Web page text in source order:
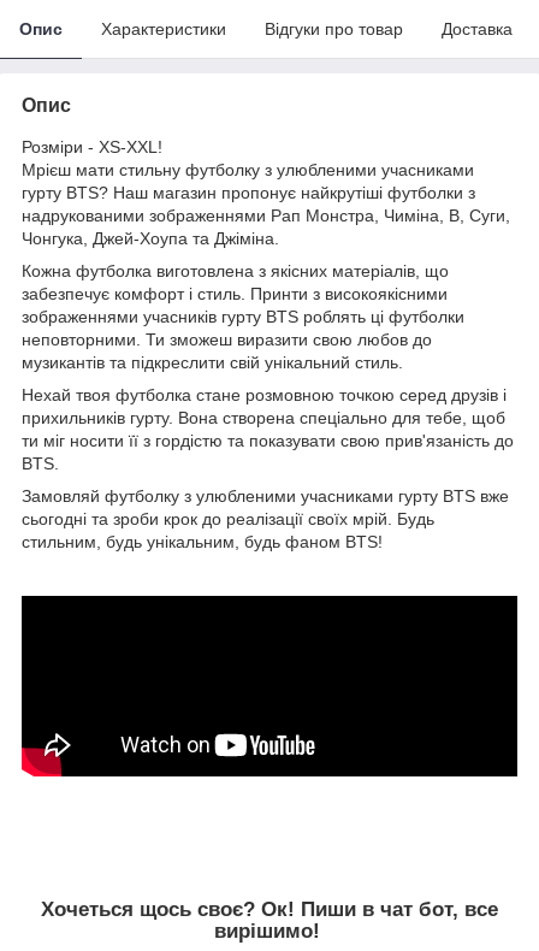
Опис Характеристики Відгуки про товар Доставка
Опис
Розміри - XS-XXL!
Мрієш мати стильну футболку з улюбленими учасниками
гурту BTS? Наш магазин пропонує найкрутіші футболки з
надрукованими зображеннями Рап Монстра, Чиміна, В, Суги,
Чонгука, Джей-Хоупа та Джіміна.
Кожна футболка виготовлена з якісних матеріалів, що
забезпечує комфорт і стиль. Принти з високоякісними
зображеннями учасників гурту BTS роблять ці футболки
неповторними. Ти зможеш виразити свою любов до
музикантів та підкреслити свій унікальний стиль.
Нехай твоя футболка стане розмовною точкою серед друзів і
прихильників гурту. Вона створена спеціально для тебе, щоб
ти міг носити її з гордістю та показувати свою прив'язаність до
BTS.
Замовляй футболку з улюбленими учасниками гурту BTS вже
сьогодні та зроби крок до реалізації своїх мрій. Будь
стильним, будь унікальним, будь фаном BTS!
Хочеться щось своє? Ок! Пиши в чат бот, все
вирішимо!